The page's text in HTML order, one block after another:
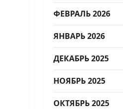
ФЕВРАЛЬ 2026
ЯНВАРЬ 2026
ДЕКАБРЬ 2025
НОЯБРЬ 2025
ОКТЯБРЬ 2025